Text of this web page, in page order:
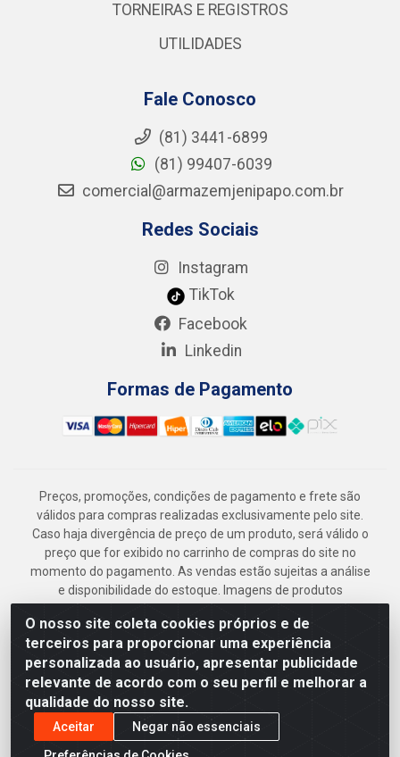
O nosso site coleta cookies próprios e de
terceiros para proporcionar uma experiência
personalizada ao usuário, apresentar publicidade
relevante de acordo com o seu perfil e melhorar a
qualidade do nosso site.
Aceitar
Negar não essenciais
TORNEIRAS E REGISTROS
UTILIDADES
Fale Conosco
(81) 3441-6899
(81) 99407-6039
comercial@armazemjenipapo.com.br
Redes Sociais
Instagram
TikTok
Facebook
Linkedin
Formas de Pagamento
Preços, promoções, condições de pagamento e frete são
válidos para compras realizadas exclusivamente pelo site.
Caso haja divergência de preço de um produto, será válido o
preço que for exibido no carrinho de compras do site no
momento do pagamento. As vendas estão sujeitas a análise
e disponibilidade do estoque. Imagens de produtos
meramente ilustrativas.
Armazém Jenipapo Materiais de Construção em Geral
LTDA - Rua das Flores, 2691 - Guabiraba, Recife/PE - CEP
52.291-630 - CNPJ 41.097.379/0001-